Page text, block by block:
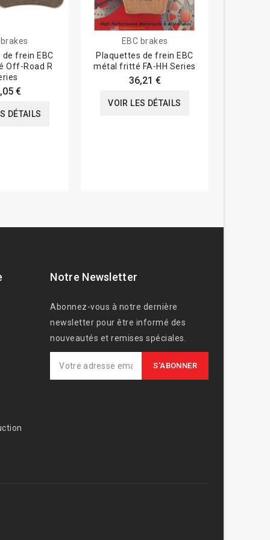
frein EBC
Off-Road R
€
DÉTAILS
EBC brakes
Plaquettes de frein EBC
métal fritté FA-HH Series
36,21 €
VOIR LES DÉTAILS
Notre Newsletter
Abonnez-vous à notre dernière
newsletter pour être informé des
nouveautés et remises spéciales.